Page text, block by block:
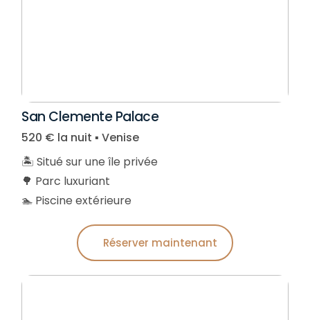
San Clemente Palace
520 € la nuit ▪︎ Venise
🏝️ Situé sur une île privée
🌳 Parc luxuriant
🏊 Piscine extérieure
Réserver maintenant